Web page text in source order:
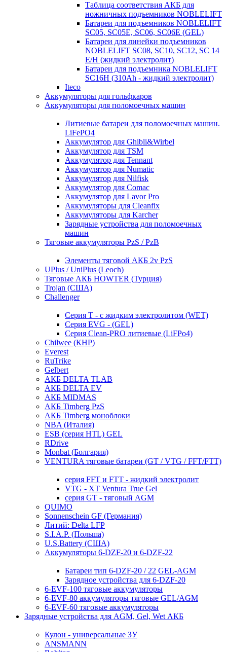
Таблица соответствия АКБ для
ножничных подъемников NOBLELIFT
Батареи для подъемников NOBLELIFT
SC05, SC05E, SC06, SC06E (GEL)
Батареи для линейки подъемников
NOBLELIFT SC08, SC10, SC12, SC 14
E/H (жидкий электролит)
Батареи для подъемника NOBLELIFT
SC16H (310Ah - жидкий электролит)
Iteco
Аккумуляторы для гольфкаров
Аккумуляторы для поломоечных машин
Литиевые батареи для поломоечных машин.
LiFePO4
Аккумулятор для Ghibli&Wirbel
Аккумулятор для TSM
Аккумулятор для Tennant
Аккумулятор для Numatic
Аккумулятор для Nilfisk
Аккумулятор для Comac
Аккумулятор для Lavor Pro
Аккумуляторы для Cleanfix
Аккумуляторы для Karcher
Зарядные устройства для поломоечных
машин
Тяговые аккумуляторы PzS / PzB
Элементы тяговой АКБ 2v PzS
UPlus / UniPlus (Leoch)
Тяговые АКБ HOWTER (Турция)
Trojan (США)
Challenger
Серия T - с жидким электролитом (WET)
Серия EVG - (GEL)
Серия Clean-PRO литиевые (LiFPo4)
Chilwee (КНР)
Everest
RuTrike
Gelbert
АКБ DELTA TLAB
АКБ DELTA EV
АКБ MIDMAS
АКБ Timberg PzS
АКБ Timberg моноблоки
NBA (Италия)
ESB (серия HTL) GEL
RDrive
Monbat (Болгария)
VENTURA тяговые батареи (GT / VTG / FFT/FTT)
серия FFT и FTT - жидкий электролит
VTG - XT Ventura True Gel
серия GT - тяговый AGM
QUIMO
Sonnenschein GF (Германия)
Литий: Delta LFP
S.I.A.P. (Польша)
U.S.Battery (США)
Аккумуляторы 6-DZF-20 и 6-DZF-22
Батареи тип 6-DZF-20 / 22 GEL-AGM
Зарядное устройства для 6-DZF-20
6-EVF-100 тяговые аккумуляторы
6-EVF-80 аккумуляторы тяговые GEL/AGM
6-EVF-60 тяговые аккумуляторы
Зарядные устройства для AGM, Gel, Wet АКБ
Кулон - универсальные ЗУ
ANSMANN